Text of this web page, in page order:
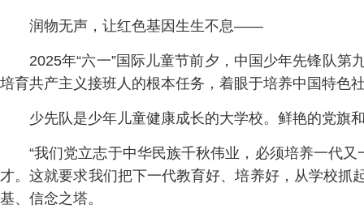
润物无声，让红色基因生生不息——
2025年“六一”国际儿童节前夕，中国少年先锋队
培育共产主义接班人的根本任务，着眼于培养中国特色
少先队是少年儿童健康成长的大学校。鲜艳的党旗
“我们党立志于中华民族千秋伟业，必须培养一代
才。这就要求我们把下一代教育好、培养好，从学校抓
基、信念之塔。